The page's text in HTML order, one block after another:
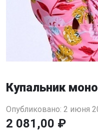
Купальник
Опубликовано: 2 июня
2 081,00 ₽